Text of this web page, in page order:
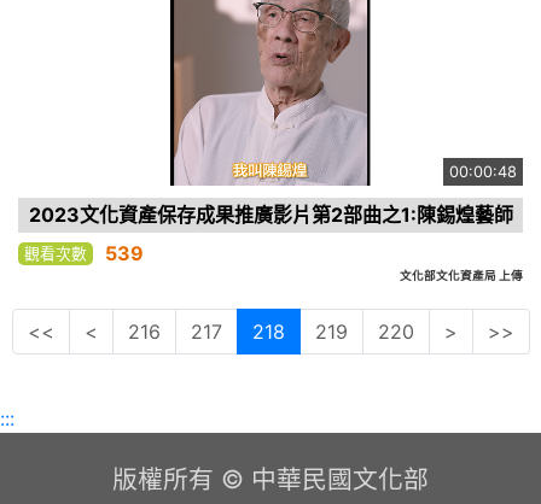
00:00:48
2023文化資產保存成果推廣影片第2部曲之1:陳錫煌藝師
觀看次數 539
文化部文化資產局 上傳
<< < 216 217 218 219 220 > >>
:::
版權所有 © 中華民國文化部